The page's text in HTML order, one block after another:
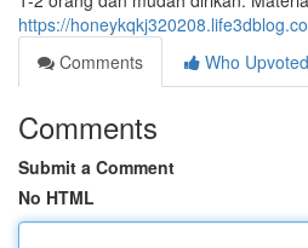
https://
Comments
Who Upvoted
Comments
Submit a Comment
No HTML